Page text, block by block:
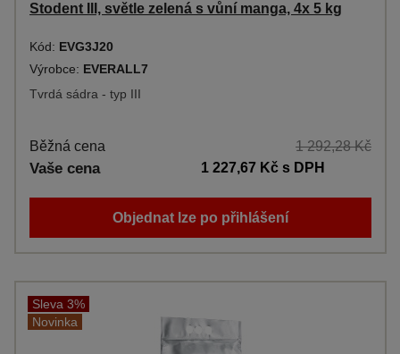
Stodent III, světle zelená s vůní manga, 4x 5 kg
Kód: EVG3J20
Výrobce: EVERALL7
Tvrdá sádra - typ III
Běžná cena 1 292,28 Kč
Vaše cena 1 227,67 Kčs DPH
Objednat lze po přihlášení
Sleva 3%
Novinka